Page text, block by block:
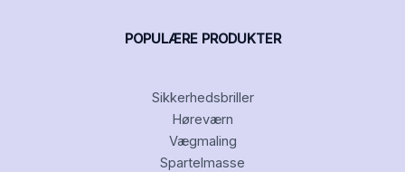
POPULÆRE PRODUKTER
Sikkerhedsbriller
Høreværn
Vægmaling
Spartelmasse